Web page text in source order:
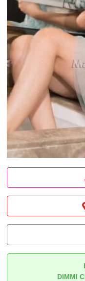
DIMMI